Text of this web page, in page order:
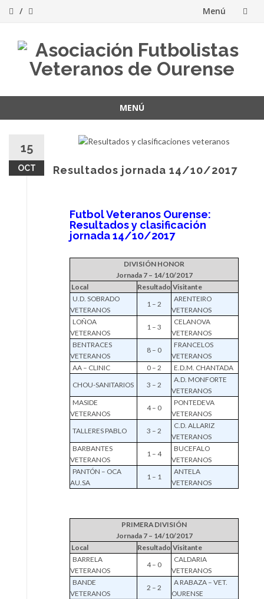
Menú
contenido
MENÚ
contenido
15
OCT Resultados jornada 14/10/2017
Futbol Veteranos Ourense:
Resultados y clasificación
jornada 14/10/2017
DIVISIÓN HONOR
Jornada 7 – 14/10/2017
Local
Resultado Visitante
U.D. SOBRADO
VETERANOS
1 – 2
ARENTEIRO
VETERANOS
LOÑOA
VETERANOS
1 – 3
CELANOVA
VETERANOS
BENTRACES
VETERANOS
8 – 0
FRANCELOS
VETERANOS
AA – CLINIC
0 – 2
E.D.M. CHANTADA
CHOU-SANITARIOS
3 – 2
A.D. MONFORTE
VETERANOS
MASIDE
VETERANOS
4 – 0
PONTEDEVA
VETERANOS
TALLERES PABLO
3 – 2
C.D. ALLARIZ
VETERANOS
BARBANTES
VETERANOS
1 – 4
BUCEFALO
VETERANOS
PANTÓN – OCA
AU.SA
1 – 1
ANTELA
VETERANOS
PRIMERA DIVISIÓN
Jornada 7 – 14/10/2017
Local
Resultado Visitante
BARRELA
VETERANOS
4 – 0
CALDARIA
VETERANOS
BANDE
VETERANOS
2 – 2
A RABAZA – VET.
OURENSE